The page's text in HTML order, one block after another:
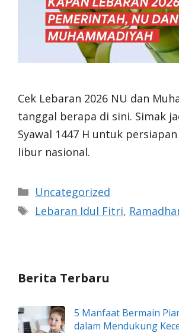
Cek Lebaran 2026 NU dan
tanggal berapa di sini. Simak
Syawal 1447 H untuk
libur nasional.
Kategori
Uncategorized
Tag
Lebaran Idul Fitri,
Berita Terbaru
5 Manfaat Bermain
dalam Mendukung